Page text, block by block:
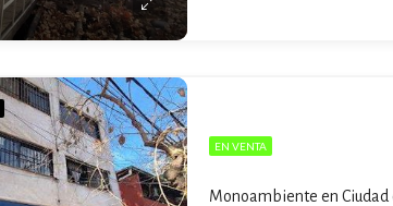
EN VENTA
Monoambiente en Ciudad